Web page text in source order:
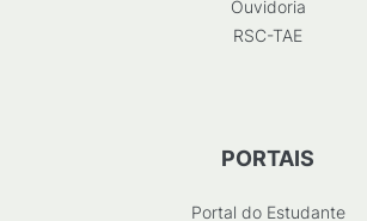
Ouvidoria
RSC-TAE
PORTAIS
Portal do Estudante